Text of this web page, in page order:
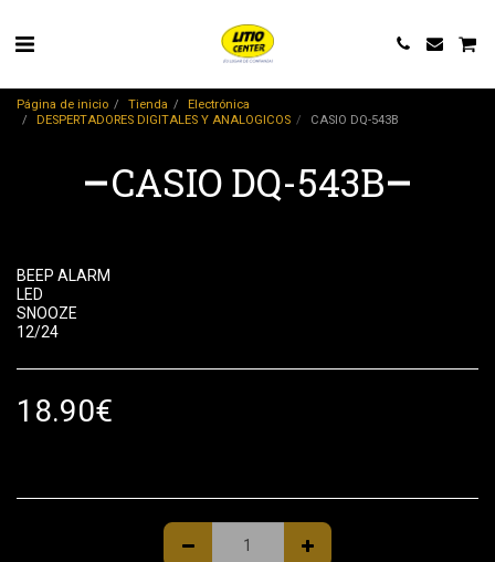
Página de inicio Tienda
Electrónica
DESPERTADORES DIGITALES Y ANALOGICOS
CASIO DQ-543B
CASIO DQ-543B
BEEP ALARM
LED
SNOOZE
12/24
18.90€